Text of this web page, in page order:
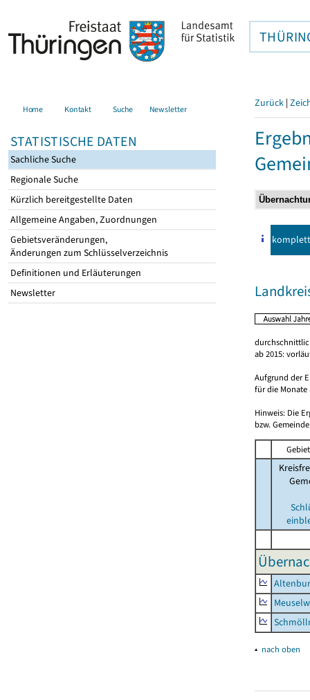
Home Kontakt Suche Newsletter
STATISTISCHE DATEN
Sachliche Suche
Regionale Suche
Kürzlich bereitgestellte Daten
Allgemeine Angaben, Zuordnungen
Gebietsveränderungen,
Änderungen zum Schlüsselverzeichnis
Definitionen und Erläuterungen
Newsletter
Zurück |
komplett
ab 2015:
Aufgrund der
für die Monate
Hinweis: Die
bzw.
▴ nach oben